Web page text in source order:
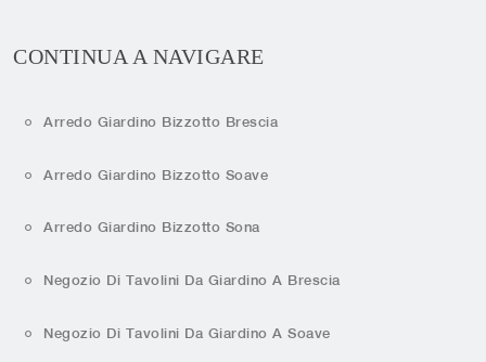
CONTINUA A NAVIGARE
Arredo Giardino Bizzotto Brescia
Arredo Giardino Bizzotto Soave
Arredo Giardino Bizzotto Sona
Negozio Di Tavolini Da Giardino A Brescia
Negozio Di Tavolini Da Giardino A Soave